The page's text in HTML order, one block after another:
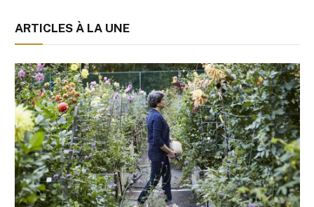
ARTICLES À LA UNE